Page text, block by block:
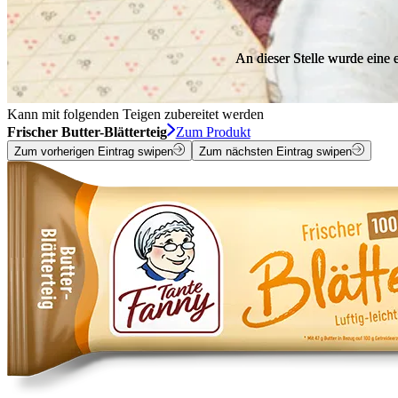
Kann mit folgenden Teigen zubereitet werden
Frischer Butter-Blätterteig
Zum Produkt
Zum vorherigen Eintrag swipen Zum nächsten Eintrag swipen
An dieser Stelle wurde eine
An dieser Stelle wurde eine